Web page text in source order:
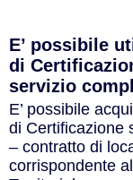
E’ possibile
di
servizio
E’ possibile
di Certificazione
– contratto di
corrispondente